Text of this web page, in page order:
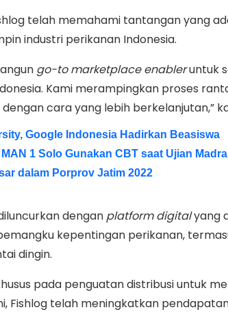
telah memahami tantangan yang
industri perikanan Indonesia.
go-to marketplace enableruntuk
Kami merampingkan proses
cara yang lebih berkelanjutan,”
Google Indonesia Hadirkan Beasiswa
1 Solo Gunakan CBT saat Ujian
dalam Porprov Jatim 2022
dengan platform digitalyang
kepentingan perikanan,
dingin.
pada penguatan distribusi untuk
Fishlog telah meningkatkan